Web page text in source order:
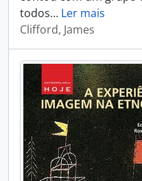
todos… Ler mais
Clifford, James